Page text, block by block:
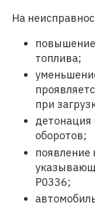
На
топлива;
при
оборотов;
появление
P0336;